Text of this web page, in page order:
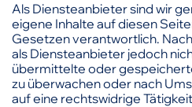
Als Diensteanbieter sind wir
eigene Inhalte auf diesen
Gesetzen verantwortlich.
als Diensteanbieter jedoch
übermittelte oder
zu überwachen oder nach
auf eine rechtswidrige